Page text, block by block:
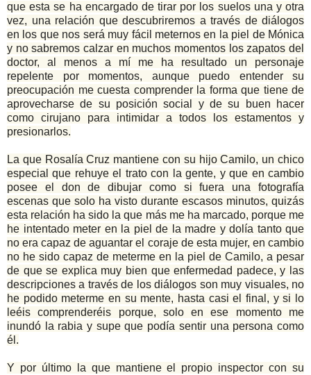
que esta se ha encargado de tirar por los suelos una y otra
vez, una relación que descubriremos a través de diálogos
en los que nos será muy fácil meternos en la piel de Mónica
y no sabremos calzar en muchos momentos los zapatos del
doctor, al menos a mí me ha resultado un personaje
repelente por momentos, aunque puedo entender su
preocupación me cuesta comprender la forma que tiene de
aprovecharse de su posición social y de su buen hacer
como cirujano para intimidar a todos los estamentos y
presionarlos.
La que Rosalía Cruz mantiene con su hijo Camilo, un chico
especial que rehuye el trato con la gente, y que en cambio
posee el don de dibujar como si fuera una fotografía
escenas que solo ha visto durante escasos minutos, quizás
esta relación ha sido la que más me ha marcado, porque me
he intentado meter en la piel de la madre y dolía tanto que
no era capaz de aguantar el coraje de esta mujer, en cambio
no he sido capaz de meterme en la piel de Camilo, a pesar
de que se explica muy bien que enfermedad padece, y las
descripciones a través de los diálogos son muy visuales, no
he podido meterme en su mente, hasta casi el final, y si lo
leéis comprenderéis porque, solo en ese momento me
inundó la rabia y supe que podía sentir una persona como
él.
Y por último la que mantiene el propio inspector con su